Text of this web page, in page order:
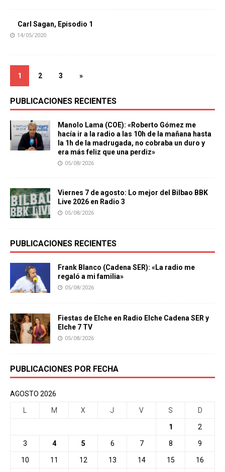
Carl Sagan, Episodio 1
14/05/2020
1 2 3 »
PUBLICACIONES RECIENTES
Manolo Lama (COE): «Roberto Gómez me
hacía ir a la radio a las 10h de la mañana hasta
la 1h de la madrugada, no cobraba un duro y
era más feliz que una perdiz»
05/08/2026
Viernes 7 de agosto: Lo mejor del Bilbao BBK
Live 2026 en Radio 3
05/08/2026
PUBLICACIONES RECIENTES
Frank Blanco (Cadena SER): «La radio me
regaló a mi familia»
05/08/2026
Fiestas de Elche en Radio Elche Cadena SER y
Elche 7 TV
05/08/2026
PUBLICACIONES POR FECHA
AGOSTO 2026
L M X J V S D
1 2
3 4 5 6 7 8 9
10 11 12 13 14 15 16